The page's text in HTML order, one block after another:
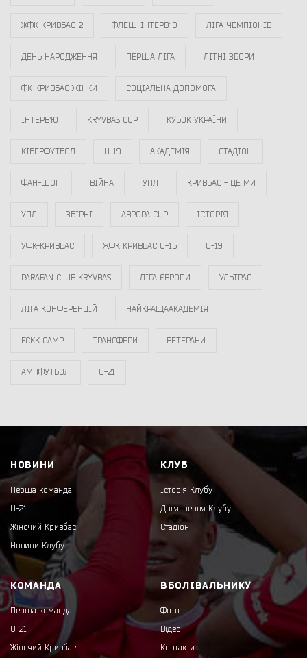
ЖФК КРИВБАС-2 ФЛЕШ-ІНТЕРВ`Ю ЛІГА ЧЕМПІОНІВ
ДЕНЬ НАРОДЖЕННЯ ПЕРША ЛІГА ЛІТНІ ЗБОРИ
ФК КРИВБАС ЖІНКИ СОЦІАЛЬНА ДОПОМОГА
ІНТЕРВ`Ю KRYVBAS CUP КУБОК УКРАЇНИ
КІБЕРФУТБОЛ U-19 АКАДЕМІЯ СТАДІОН
ФАН-ШОП ВІЙНА УПЛ КРИВБАС - ЦЕ МИ
УПЛ ЗБІРНІ АВРОРА CUP ІСТОРІЯ
УФК-КРИВБАС ЖФК КРИВБАС U-15 U-19
PARAFAN CLUB KRYVBAS ЛІГА ЄВРОПИ УЛЬТРАС
ЛІГА КОНФЕРЕНЦІЙ НАЙКРАЩААКАДЕМІЯ
FCKK CAMP ТРАНСФЕРИ ВЕТЕРАНИ
АМПФУТБОЛ U-21
НОВИНИ
Перша команда
U-21
Жіночий Кривбас
Новини Клубу
КЛУБ
Історія Клубу
Досягнення Клубу
Стадіон
КОМАНДА
Перша команда
U-21
Жіночий Кривбас
ВБОЛІВАЛЬНИКУ
Фото
Відео
Контакти